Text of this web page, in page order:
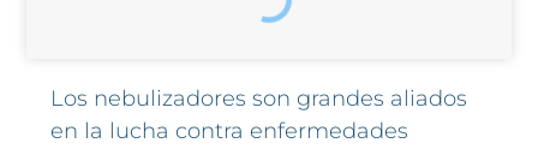
Los nebulizadores son grandes aliados
en la lucha contra enfermedades